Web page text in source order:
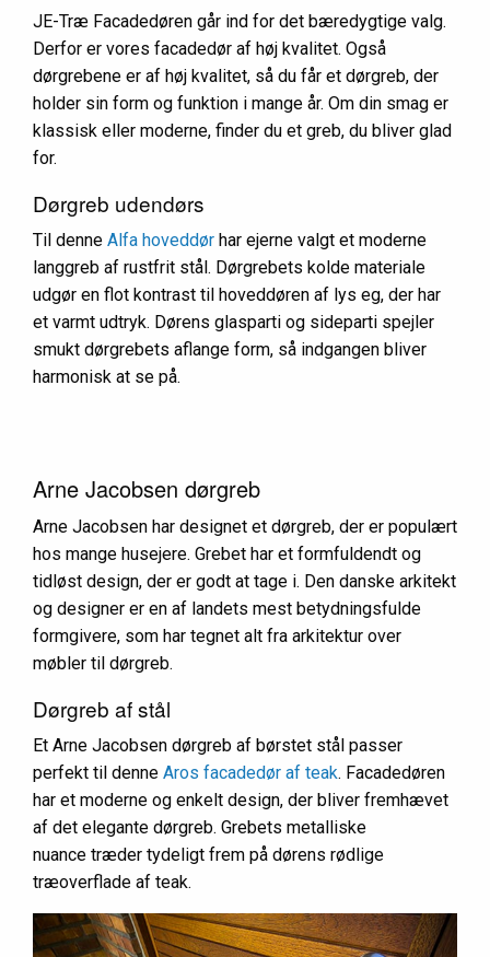
JE-Træ Facadedøren går ind for det bæredygtige valg.
Derfor er vores facadedør af høj kvalitet. Også
dørgrebene er af høj kvalitet, så du får et dørgreb, der
holder sin form og funktion i mange år. Om din smag er
klassisk eller moderne, finder du et greb, du bliver glad
for.
Dørgreb udendørs
Til denne Alfa hoveddør har ejerne valgt et moderne
langgreb af rustfrit stål. Dørgrebets kolde materiale
udgør en flot kontrast til hoveddøren af lys eg, der har
et varmt udtryk. Dørens glasparti og sideparti spejler
smukt dørgrebets aflange form, så indgangen bliver
harmonisk at se på.
Arne Jacobsen dørgreb
Arne Jacobsen har designet et dørgreb, der er populært
hos mange husejere. Grebet har et formfuldendt og
tidløst design, der er godt at tage i. Den danske arkitekt
og designer er en af landets mest betydningsfulde
formgivere, som har tegnet alt fra arkitektur over
møbler til dørgreb.
Dørgreb af stål
Et Arne Jacobsen dørgreb af børstet stål passer
perfekt til denne Aros facadedør af teak. Facadedøren
har et moderne og enkelt design, der bliver fremhævet
af det elegante dørgreb. Grebets metalliske
nuance træder tydeligt frem på dørens rødlige
træoverflade af teak.